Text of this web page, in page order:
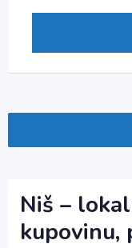
Niš –
kupovinu,